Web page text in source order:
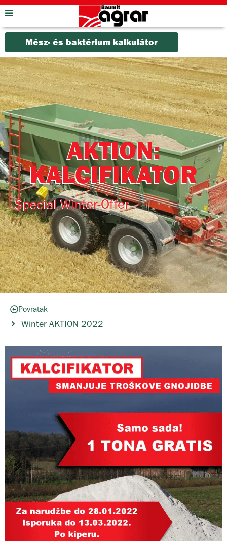
Mész- és baktérium kalkulátor
AKTION:
KALCIFIKATOR
Special Winter-Offer
Povratak
Winter AKTION 2022